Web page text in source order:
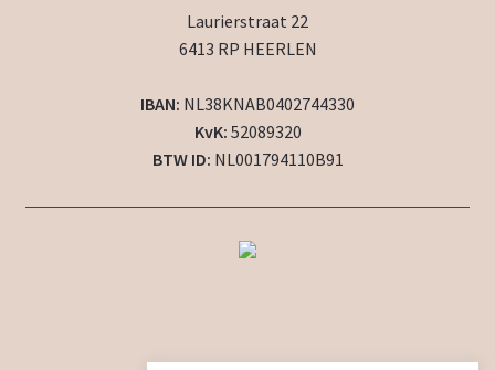
Laurierstraat 22
6413 RP HEERLEN
IBAN: NL38KNAB0402744330
KvK: 52089320
BTW ID: NL001794110B91